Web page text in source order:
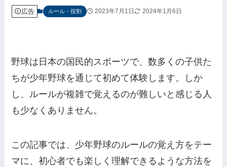
広告 ルール・役割 2023年7月1日 2024年1月6日
野球は日本の国民的スポーツで、数多くの子供た
ちが少年野球を通じて初めて体験します。しか
し、ルールが複雑で覚えるのが難しいと感じる人
も少なくありません。
この記事では、少年野球のルールの覚え方をテー
マに、初心者でも楽しく理解できるような方法を